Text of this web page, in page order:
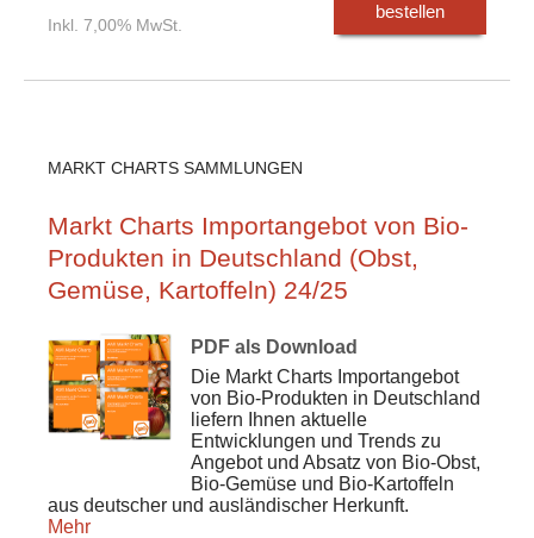
Inkl. 7,00% MwSt.
bestellen
MARKT CHARTS SAMMLUNGEN
Markt Charts Importangebot von Bio-
Produkten in Deutschland (Obst,
Gemüse, Kartoffeln) 24/25
PDF als Download
Die Markt Charts Importangebot
von Bio-Produkten in Deutschland
liefern Ihnen aktuelle
Entwicklungen und Trends zu
Angebot und Absatz von Bio-Obst,
Bio-Gemüse und Bio-Kartoffeln
aus deutscher und ausländischer Herkunft.
Mehr